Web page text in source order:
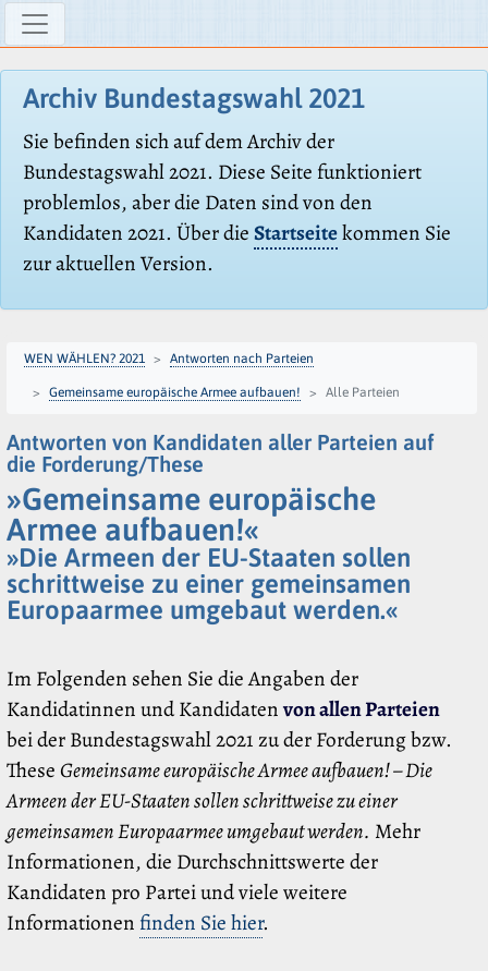
Archiv Bundestagswahl 2021
Sie befinden sich auf dem Archiv der
Bundestagswahl 2021. Diese Seite funktioniert
problemlos, aber die Daten sind von den
Kandidaten 2021. Über dieStartseitekommen Sie
zur aktuellen Version.
WEN WÄHLEN? 2021 Antworten nach Parteien
Gemeinsame europäische Armee aufbauen! Alle Parteien
Antworten von Kandidaten aller Parteien auf
die Forderung/These
»Gemeinsame europäische
Armee aufbauen!«
»Die Armeen der EU-Staaten sollen
schrittweise zu einer gemeinsamen
Europaarmee umgebaut werden.«
Im Folgenden sehen Sie die Angaben der
Kandidatinnen und Kandidatenvon allen Parteien
bei der Bundestagswahl 2021 zu der Forderung bzw.
TheseGemeinsame europäische Armee aufbauen! – Die
Armeen der EU-Staaten sollen schrittweise zu einer
gemeinsamen Europaarmee umgebaut werden. Mehr
Informationen, die Durchschnittswerte der
Kandidaten pro Partei und viele weitere
Informationen finden Sie hier.